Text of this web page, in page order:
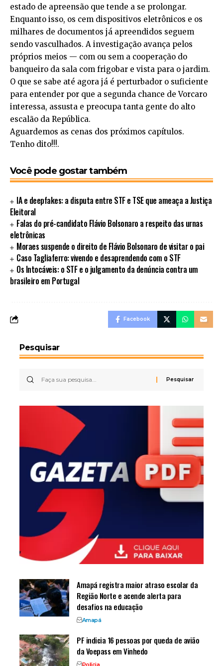
estado de apreensão que tende a se prolongar.
Enquanto isso, os cem dispositivos eletrônicos e os
milhares de documentos já apreendidos seguem
sendo vasculhados. A investigação avança pelos
próprios meios — com ou sem a cooperação do
banqueiro da sala com frigobar e vista para o jardim.
O que se sabe até agora já é perturbador o suficiente
para entender por que a segunda chance de Vorcaro
interessa, assusta e preocupa tanta gente do alto
escalão da República.
Aguardemos as cenas dos próximos capítulos.
Tenho dito!!!.
Você pode gostar também
IA e deepfakes: a disputa entre STF e TSE que ameaça a Justiça
Eleitoral
Falas do pré-candidato Flávio Bolsonaro a respeito das urnas
eletrônicas
Moraes suspende o direito de Flávio Bolsonaro de visitar o pai
Caso Tagliaferro: vivendo e desaprendendo com o STF
Os Intocáveis: o STF e o julgamento da denúncia contra um
brasileiro em Portugal
Facebook
Pesquisar
Amapá registra maior atraso escolar da
Região Norte e acende alerta para
desafios na educação
Amapá
PF indicia 16 pessoas por queda de avião
da Voepass em Vinhedo
Polícia